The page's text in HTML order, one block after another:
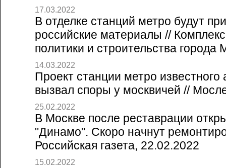
17.03.2022
В отделке станций метро будут
российские материалы //
политики и строительства
14.03.2022
Проект станции метро известного
вызвал споры у москвичей //
25.02.2022
В Москве после реставрации
"Динамо". Скоро начнут
Российская газета, 22.02.2022
15.02.2022